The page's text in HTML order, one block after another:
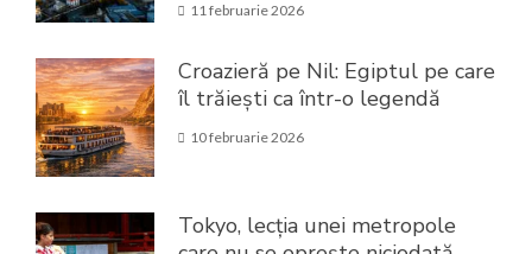
11 februarie 2026
Croazieră pe Nil: Egiptul pe care
îl trăiești ca într-o legendă
10 februarie 2026
Tokyo, lecția unei metropole